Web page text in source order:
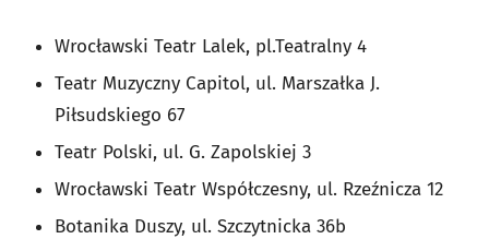
Wrocławski Teatr Lalek, pl.Teatralny 4
Teatr Muzyczny Capitol, ul. Marszałka J.
Piłsudskiego 67
Teatr Polski, ul. G. Zapolskiej 3
Wrocławski Teatr Współczesny, ul. Rzeźnicza 12
Botanika Duszy, ul. Szczytnicka 36b